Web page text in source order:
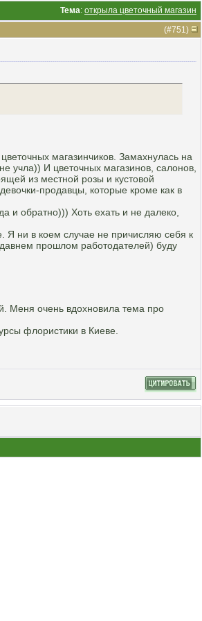
Тема: открыла цветочный магазин
(#751)
магазинчиков. Замахнулась на
учла)) И цветочных магазинов, салонов,
из местной розы и кустовой
продавцы, которые кроме как в
и обратно))) Хоть ехать и не далеко,
Я ни в коем случае не причисляю себя к
прошлом работодателей) буду
Меня очень вдохновила тема про
флористики в Киеве.